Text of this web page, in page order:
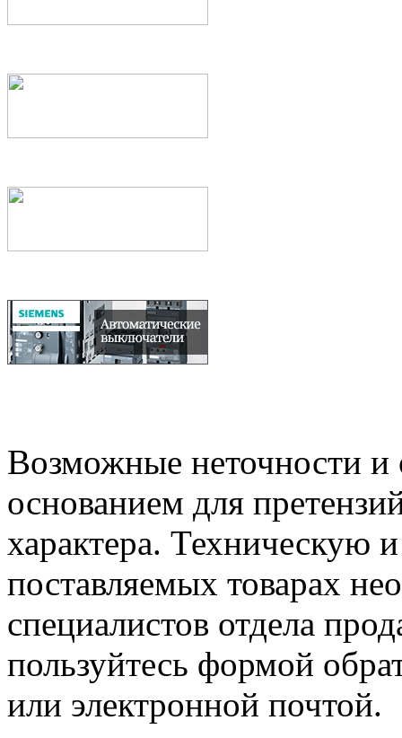
Возможные неточности и
основанием для
характера.
поставляемых товарах
специалистов отдела
пользуйтесь формой
или электронной почтой.